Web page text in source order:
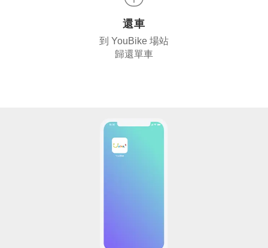
還車
到 YouBike 場站
歸還單車